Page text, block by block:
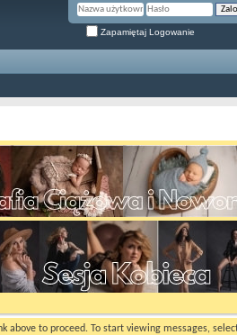
Zapamiętaj Logowanie
above to proceed. To start viewing messages,